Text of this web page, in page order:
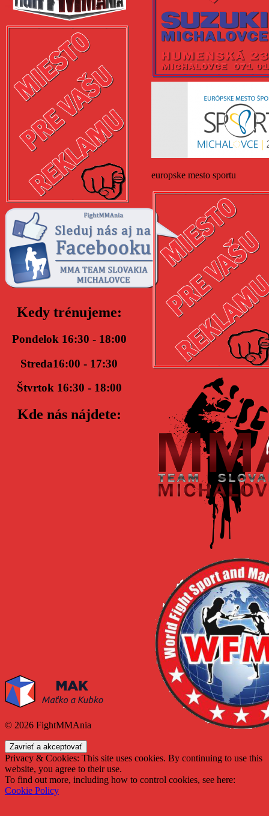
Kedy trénujeme:
Pondelok 16:30 - 18:00
Streda16:00 - 17:30
Štvrtok 16:30 - 18:00
Kde nás nájdete:
europske mesto sportu
© 2026 FightMMAnia
Privacy & Cookies: This site uses cookies. By continuing to use this
website, you agree to their use.
To find out more, including how to control cookies, see here:
Cookie Policy